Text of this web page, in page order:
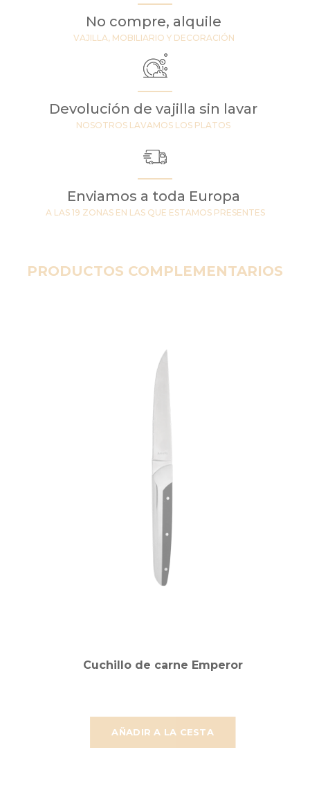
No compre, alquile
VAJILLA, MOBILIARIO Y DECORACIÓN
Devolución de vajilla sin lavar
NOSOTROS LAVAMOS LOS PLATOS
Enviamos a toda Europa
A LAS 19 ZONAS EN LAS QUE ESTAMOS PRESENTES
PRODUCTOS COMPLEMENTARIOS
AÑADIR A LA CESTA
Cuchillo de carne Emperor